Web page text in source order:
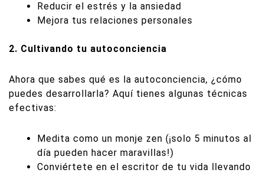
Reducir el estrés y la ansiedad
Mejora tus relaciones personales
2. Cultivando tu autoconciencia
Ahora que sabes qué es la autoconciencia, ¿cómo
puedes desarrollarla? Aquí tienes algunas técnicas
efectivas:
Medita como un monje zen (¡solo 5 minutos al
día pueden hacer maravillas!)
Conviértete en el escritor de tu vida llevando